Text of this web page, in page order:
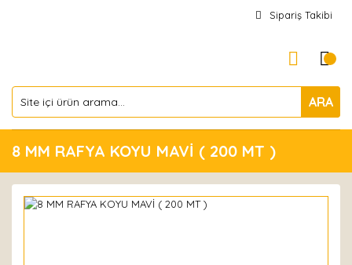
Sipariş Takibi
ARA
8 MM RAFYA KOYU MAVİ ( 200 MT )